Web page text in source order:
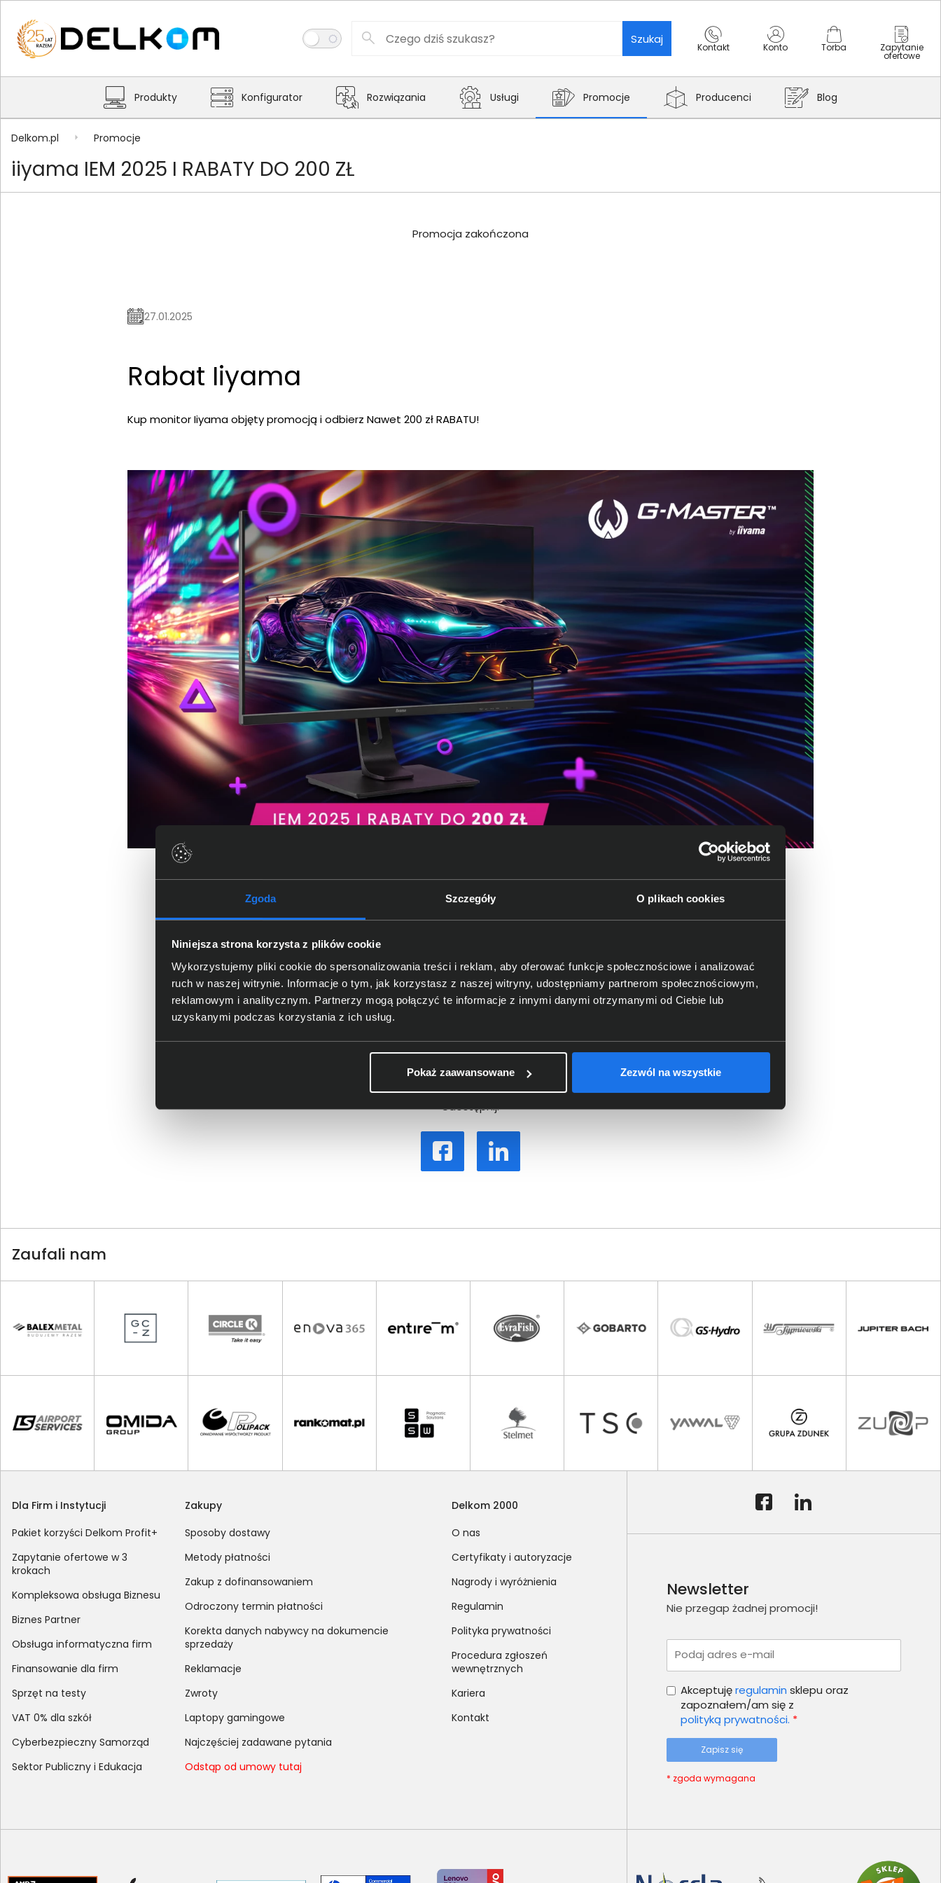
Zgoda Szczegóły O plikach cookies
Niniejsza strona korzysta z plików cookie
Wykorzystujemy pliki cookie do spersonalizowania treści i reklam, aby oferować funkcje społecznościowe i analizować
ruch w naszej witrynie. Informacje o tym, jak korzystasz z naszej witryny, udostępniamy partnerom społecznościowym,
reklamowym i analitycznym. Partnerzy mogą połączyć te informacje z innymi danymi otrzymanymi od Ciebie lub
uzyskanymi podczas korzystania z ich usług.
Pokaż zaawansowane Zezwól na wszystkie
Szukaj
Kontakt Konto Torba Zapytanie
ofertowe
Produkty Konfigurator Rozwiązania Usługi Promocje Producenci Blog
Delkom.pl Promocje
iiyama IEM 2025 I RABATY DO 200 ZŁ
Promocja zakończona
27.01.2025
Rabat Iiyama
Kup monitor Iiyama objęty promocją i odbierz Nawet 200 zł RABATU!
Sprawdź produkty objęte promocją!
sprawdź
Udostępnij:
Zaufali nam
Dla Firm i Instytucji
Pakiet korzyści Delkom Profit+
Zapytanie ofertowe w 3
krokach
Kompleksowa obsługa Biznesu
Biznes Partner
Obsługa informatyczna firm
Finansowanie dla firm
Sprzęt na testy
VAT 0% dla szkół
Cyberbezpieczny Samorząd
Sektor Publiczny i Edukacja
Zakupy
Sposoby dostawy
Metody płatności
Zakup z dofinansowaniem
Odroczony termin płatności
Korekta danych nabywcy na dokumencie
sprzedaży
Reklamacje
Zwroty
Laptopy gamingowe
Najczęściej zadawane pytania
Odstąp od umowy tutaj
Delkom 2000
O nas
Certyfikaty i autoryzacje
Nagrody i wyróżnienia
Regulamin
Polityka prywatności
Procedura zgłoszeń
wewnętrznych
Kariera
Kontakt
Newsletter
Nie przegap żadnej promocji!
Podaj adres e-mail
Akceptujęregulamin sklepu oraz
zapoznałem/am się z
polityką prywatności. *
Zapisz się
* zgoda wymagana